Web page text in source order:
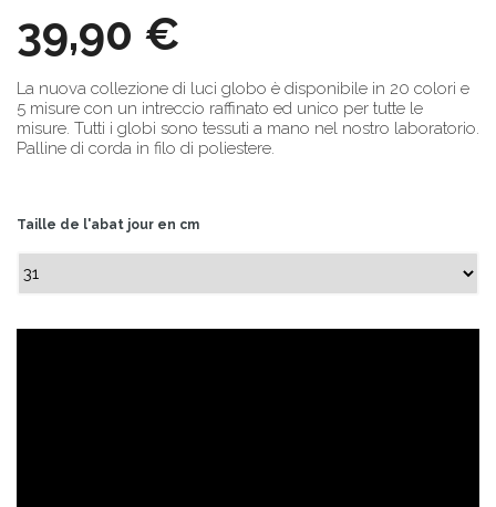
39,90 €
La nuova collezione di luci globo è disponibile in 20 colori e
5 misure con un intreccio raffinato ed unico per tutte le
misure. Tutti i globi sono tessuti a mano nel nostro laboratorio.
Palline di corda in filo di poliestere.
Taille de l'abat jour en cm